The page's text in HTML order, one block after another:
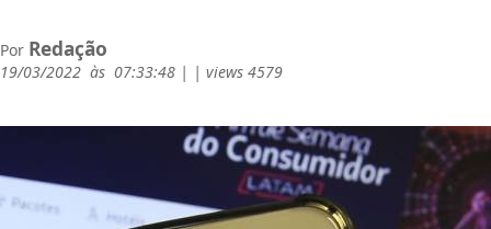
Por Redação
19/03/2022 às 07:33:48 | | views 4579